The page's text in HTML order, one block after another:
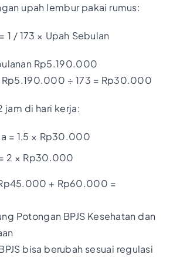
upah lembur pakai rumus:
1 / 173 × Upah Sebulan
Rp5.190.000
Rp5.190.000 ÷ 173 = Rp30.000
jam di hari kerja:
= 1,5 × Rp30.000
2 × Rp30.000
+ Rp60.000 =
Potongan BPJS Kesehatan dan
bisa berubah sesuai regulasi